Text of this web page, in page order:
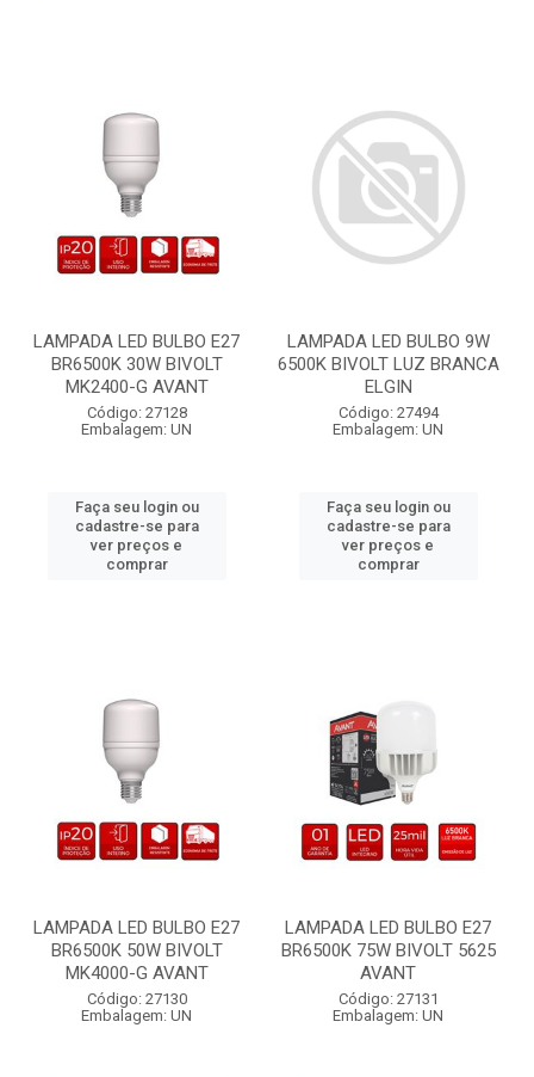
LAMPADA LED BULBO E27
BR6500K 30W BIVOLT
MK2400-G AVANT
Código: 27128
Embalagem: UN
Faça seu login ou
cadastre-se para
ver preços e
comprar
LAMPADA LED BULBO 9W
6500K BIVOLT LUZ BRANCA
ELGIN
Código: 27494
Embalagem: UN
Faça seu login ou
cadastre-se para
ver preços e
comprar
LAMPADA LED BULBO E27
BR6500K 50W BIVOLT
MK4000-G AVANT
Código: 27130
Embalagem: UN
LAMPADA LED BULBO E27
BR6500K 75W BIVOLT 5625
AVANT
Código: 27131
Embalagem: UN